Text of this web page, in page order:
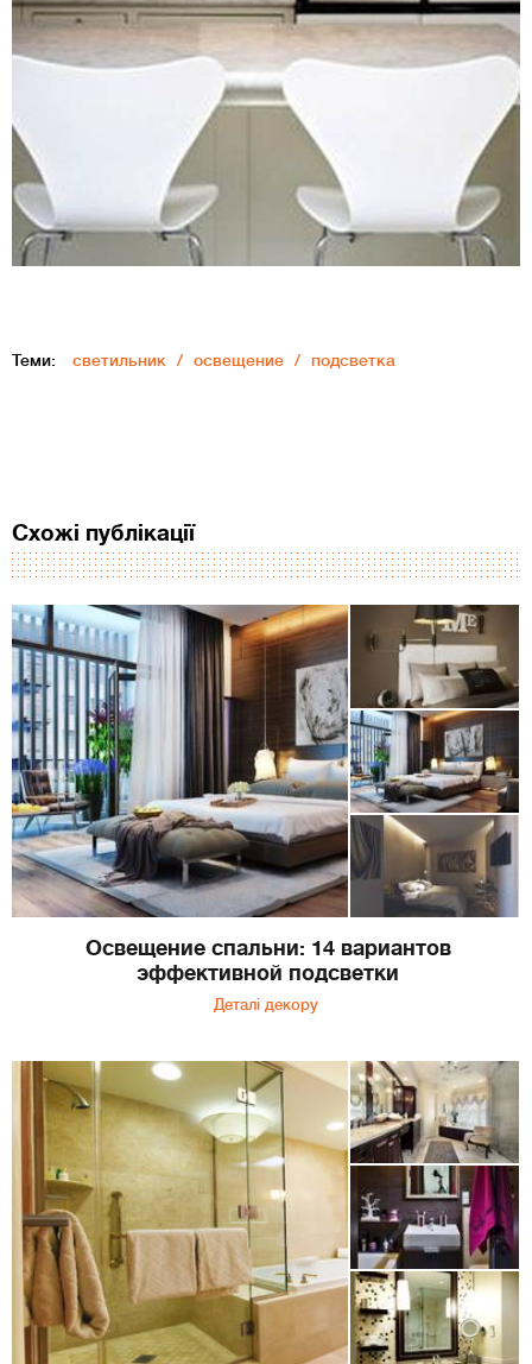
Теми: светильник освещение подсветка
Схожі публікації
Освещение спальни: 14 вариантов
эффективной подсветки
Деталі декору